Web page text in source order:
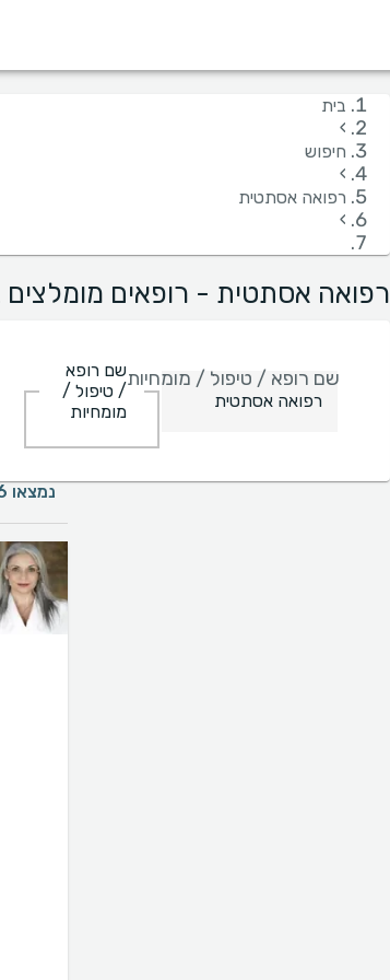
בית
›
חיפוש
›
רפואה אסתטית
›
רפואה אסתטית - רופאים מומלצים
שם רופא / טיפול / מומחיותשם רופא
/ טיפול /
מומחיות